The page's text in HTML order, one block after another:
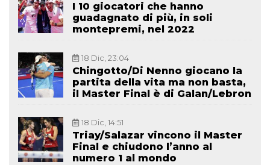
I 10 giocatori che hanno
guadagnato di più, in soli
montepremi, nel 2022
18 Dic, 23:04
Chingotto/Di Nenno giocano la
partita della vita ma non basta,
il Master Final è di Galan/Lebron
18 Dic, 14:51
Triay/Salazar vincono il Master
Final e chiudono l’anno al
numero 1 al mondo